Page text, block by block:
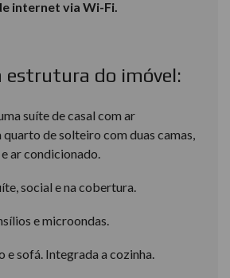
internet via Wi-Fi.
estrutura do imóvel:
suíte de casal com ar
de solteiro com duas camas,
ar condicionado.
social e na cobertura.
e microondas.
e sofá. Integrada a cozinha.